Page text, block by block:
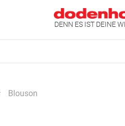
DENN ES IST DEINE
Blouson